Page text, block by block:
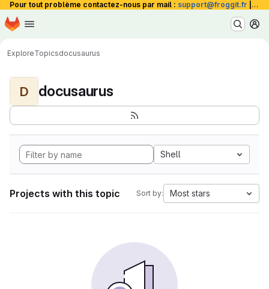
Pour tout problème contactez-nous par mail : support@froggit.fr La
Skip to main content
Homepage
ExploreTopicsdocusaurus
D docusaurus
Shell
Projects with this topic Sort by: Most stars